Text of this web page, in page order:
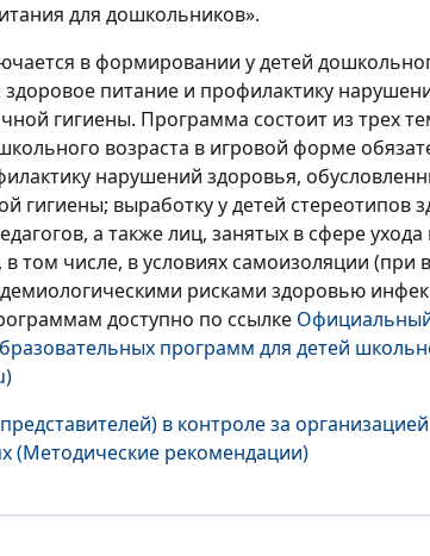
для дошкольников».
в формировании у детей
питание и профилактику
гигиены. Программа состоит из трех
возраста в игровой форме
нарушений здоровья,
выработку у детей стереотипов
а также лиц, занятых в сфере
том числе, в условиях самоизоляции (при
рисками здоровью
доступно по ссылке
программ для детей
в контроле за
(Методические рекомендации)